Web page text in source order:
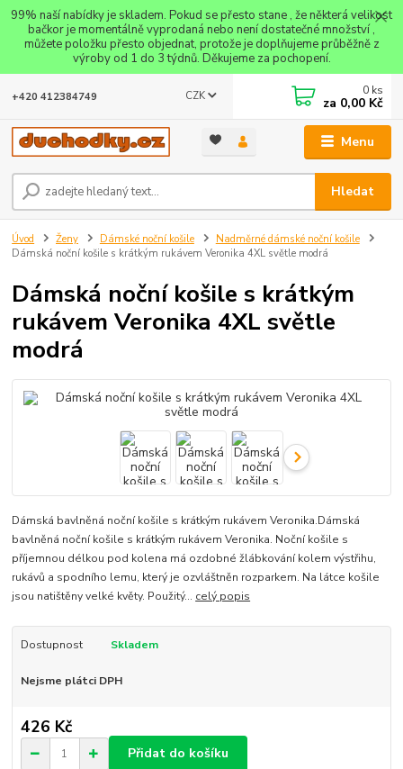
99% naší nabídky je skladem. Pokud se přesto stane , že některá velikost
bačkor je momentálně vyprodaná nebo není dostatečné množství ,
můžete položku přesto objednat, protože je doplňujeme průběžně z
výroby od 1 do 3 týdnů. Děkujeme za pochopení.
Menu
CZK
Hledat
+420 412384749 0 ks
za 0,00 Kč
Úvod Ženy Dámské noční košile
Nadměrné dámské noční košile
Dámská noční košile s krátkým rukávem Veronika 4XL světle modrá
Dámská noční košile s krátkým
rukávem Veronika 4XL světle
modrá
Dámská bavlněná noční košile s krátkým rukávem Veronika.Dámská
bavlněná noční košile s krátkým rukávem Veronika. Noční košile s
příjemnou délkou pod kolena má ozdobné žlábkování kolem výstřihu,
rukávů a spodního lemu, který je ozvláštněn rozparkem. Na látce košile
jsou natištěny velké květy. Použitý... celý popis
Dostupnost Skladem
Nejsme plátci DPH
426 Kč
Přidat do košíku